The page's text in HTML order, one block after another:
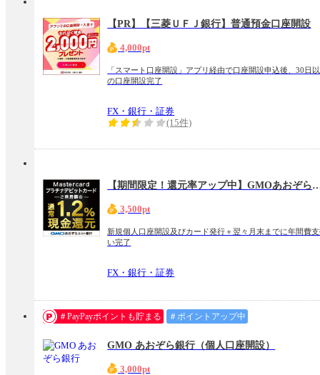
【PR】【三菱ＵＦＪ銀行】普通預金口座開設
4,000pt
「スマート口座開設」アプリ経由で口座開設申込後、30日
の口座開設完了
FX・銀行・証券
(15件)
【期間限定！還元率アップ中】GMOあおぞらネット銀行
3,500pt
新規個人口座開設及びカード発行＋翌々月末までに年間費
い完了
FX・銀行・証券
＃PayPayポイントも貯まる ＃ポイントアップ中
GMO あおぞら銀行（個人口座開設）
3,000pt